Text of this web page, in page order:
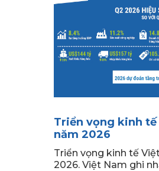
Triển vọng kinh
năm 2026
Triển vọng kinh tế
2026. Việt Nam ghi